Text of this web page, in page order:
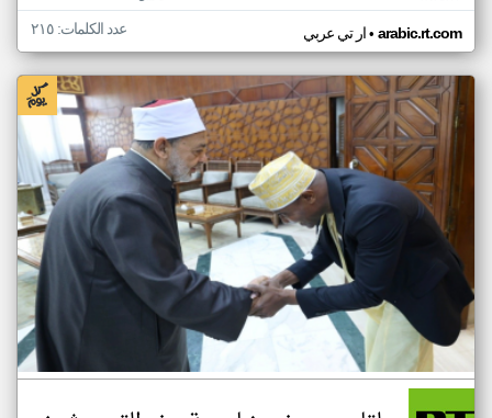
ار تي عربي• arabic.rt.com عدد الكلمات: ٢١٥